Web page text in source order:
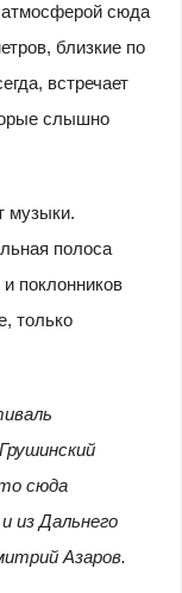
атмосферой сюда
близкие по
встречает
слышно
музыки.
полоса
поклонников
только
сюда
из Дальнего
Азаров.